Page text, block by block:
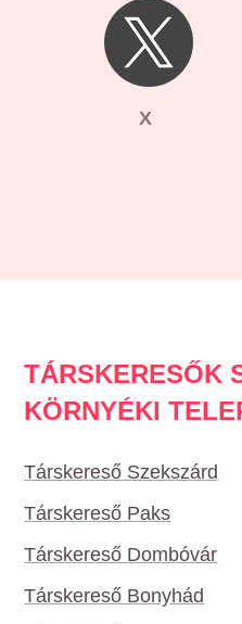
X
TÁRSKERESŐK
KÖRNYÉKI
Társkereső Szekszárd
Társkereső Paks
Társkereső Dombóvár
Társkereső Bonyhád